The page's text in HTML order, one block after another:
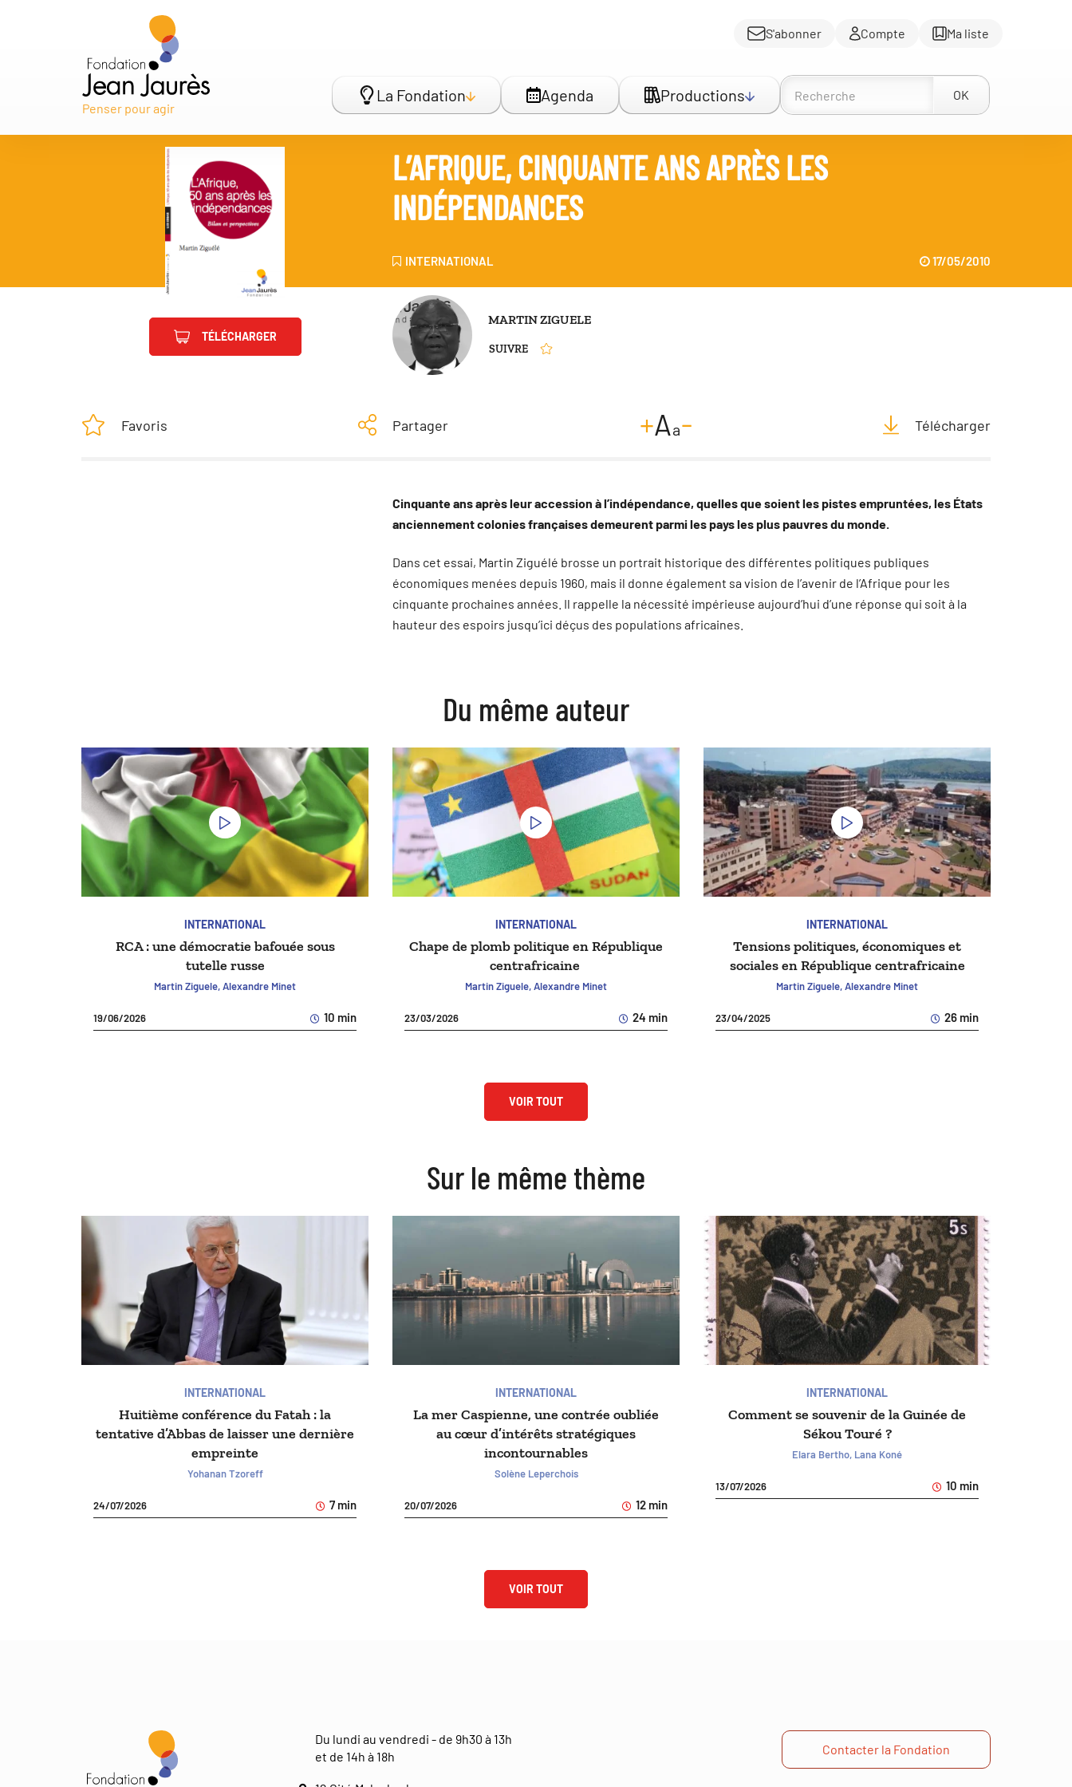
S'abonner Compte Ma liste
Penser pour agir
La Fondation Agenda Productions OK
L’AFRIQUE, CINQUANTE ANS APRÈS LES
INDÉPENDANCES
INTERNATIONAL 17/05/2010
MARTIN ZIGUELE
SUIVRE
TÉLÉCHARGER
Favoris Partager +Aa- Télécharger
Cinquante ans après leur accession à l’indépendance, quelles que soient les pistes empruntées, les États
anciennement colonies françaises demeurent parmi les pays les plus pauvres du monde.
Dans cet essai, Martin Ziguélé brosse un portrait historique des différentes politiques publiques
économiques menées depuis 1960, mais il donne également sa vision de l’avenir de l’Afrique pour les
cinquante prochaines années. Il rappelle la nécessité impérieuse aujourd’hui d’une réponse qui soit à la
hauteur des espoirs jusqu’ici déçus des populations africaines.
Du même auteur
INTERNATIONAL
RCA : une démocratie bafouée sous
tutelle russe
Martin Ziguele, Alexandre Minet
19/06/2026 10 min
INTERNATIONAL
Chape de plomb politique en République
centrafricaine
Martin Ziguele, Alexandre Minet
23/03/2026 24 min
INTERNATIONAL
Tensions politiques, économiques et
sociales en République centrafricaine
Martin Ziguele, Alexandre Minet
23/04/2025 26 min
VOIR TOUT
Sur le même thème
INTERNATIONAL
Huitième conférence du Fatah : la
tentative d’Abbas de laisser une dernière
empreinte
Yohanan Tzoreff
24/07/2026 7 min
INTERNATIONAL
La mer Caspienne, une contrée oubliée
au cœur d’intérêts stratégiques
incontournables
Solène Leperchois
20/07/2026 12 min
INTERNATIONAL
Comment se souvenir de la Guinée de
Sékou Touré ?
Elara Bertho, Lana Koné
13/07/2026 10 min
VOIR TOUT
Du lundi au vendredi - de 9h30 à 13h
et de 14h à 18h
Contacter la Fondation